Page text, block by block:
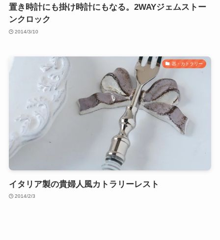
置き時計にも掛け時計にもなる。2WAYジェムストー
ンクロック
2014/3/10
器・カトラリー
イタリア製の貴婦人風カトラリーレスト
2014/2/3